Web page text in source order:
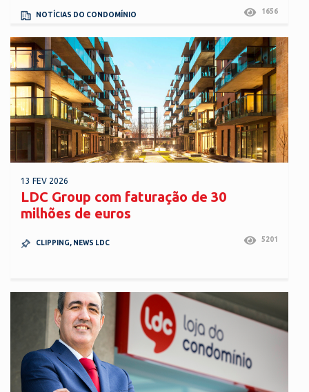
NOTÍCIAS DO CONDOMÍNIO 1656
13 FEV 2026
LDC Group com faturação de 30
milhões de euros
CLIPPING, NEWS LDC 5201